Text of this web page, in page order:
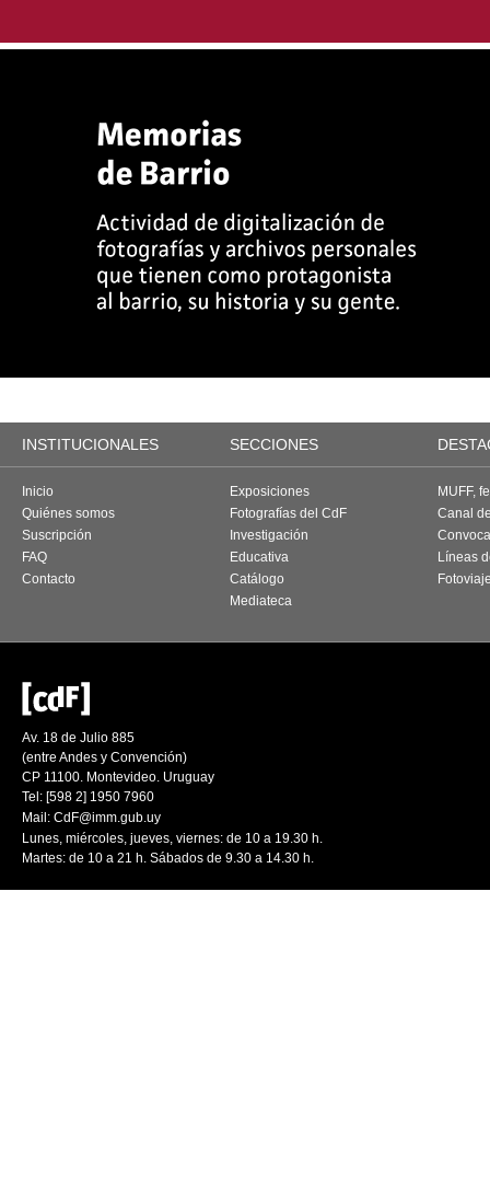
INSTITUCIONALES SECCIONES
Inicio
Quiénes somos
Suscripción
FAQ
Contacto
Exposiciones
Fotografías del CdF
Investigación
Educativa
Catálogo
Mediateca
MUFF,
Canal
Líneas
Av. 18 de Julio 885
(entre Andes y Convención)
CP 11100. Montevideo. Uruguay
Tel: [598 2] 1950 7960
Mail: CdF@imm.gub.uy
Lunes, miércoles, jueves, viernes: de 10 a 19.30 h.
Martes: de 10 a 21 h. Sábados de 9.30 a 14.30 h.